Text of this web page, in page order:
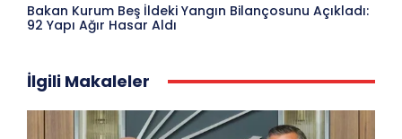
Bakan Kurum Beş İldeki Yangın Bilançosunu Açıkladı:
92 Yapı Ağır Hasar Aldı
İlgili Makaleler